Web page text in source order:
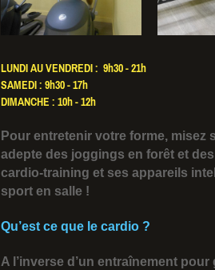
LUNDI AU VENDREDI : 9h30 - 21h
SAMEDI : 9h30 - 17h
DIMANCHE : 10h - 12h
Pour entretenir votre forme,
adepte des joggings en forêt et
cardio-training et ses appareils
sport en salle !
Qu’est ce que le cardio ?
A l’inverse d’un entraînement